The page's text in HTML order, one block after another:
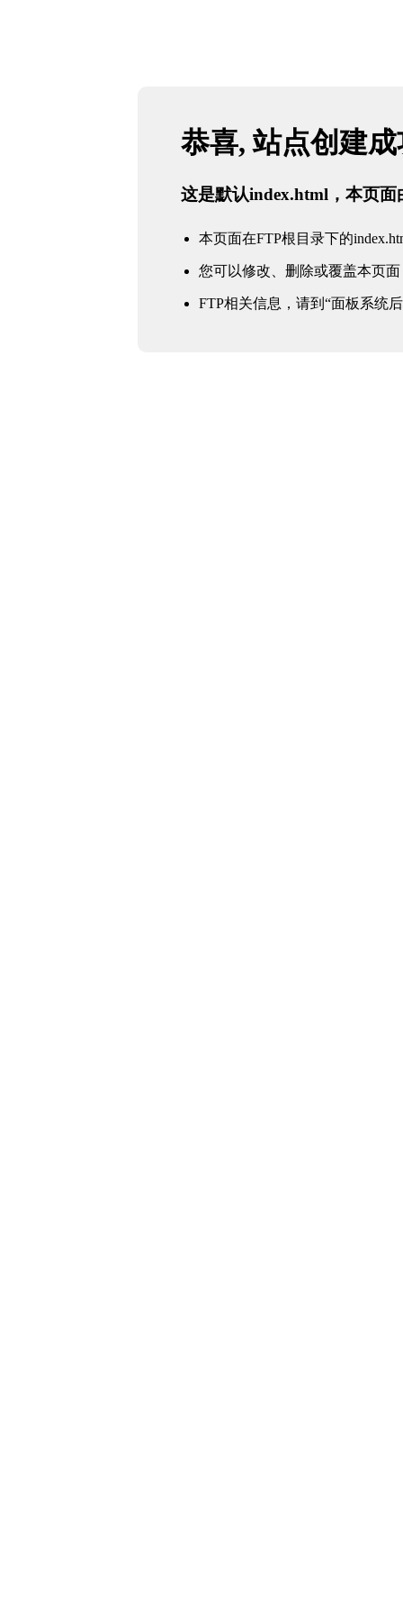
恭喜, 站点创建
这是默认index.html，本页面
本页面在FTP根目录下的
您可以修改、删除或覆盖本页面
FTP相关信息，请到“面板系统